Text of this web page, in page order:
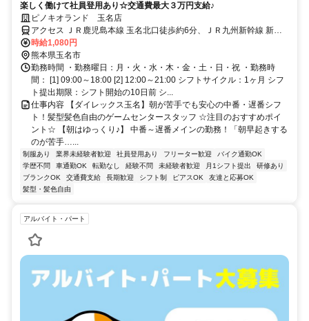
楽しく働けて社員登用あり☆交通費最大３万円支給♪
ピノキオランド 玉名店
アクセス ＪＲ鹿児島本線 玉名北口徒歩約6分、ＪＲ九州新幹線 新玉
名南口徒歩約38分、ＪＲ鹿児島本線 肥後伊倉徒歩約52分
時給1,080円
熊本県玉名市
勤務時間 ・勤務曜日：月・火・水・木・金・土・日・祝 ・勤務時
間： [1] 09:00～18:00 [2] 12:00～21:00 シフトサイクル：1ヶ月 シフ
ト提出期限：シフト開始の10日前 シ...
仕事内容 【ダイレックス玉名】朝が苦手でも安心の中番・遅番シフ
ト！髪型髪色自由のゲームセンタースタッフ ☆注目のおすすめポイ
ント☆ 【朝はゆっくり♪】 中番～遅番メインの勤務！「朝早起きする
のが苦手…...
制服あり 業界未経験者歓迎 社員登用あり フリーター歓迎
バイク通勤OK
学歴不問
車通勤OK 転勤なし 経験不問 未経験者歓迎 月1シフト提出
研修あり
ブランクOK
交通費支給 長期歓迎 シフト制 ピアスOK
友達と応募OK
髪型・髪色自由
アルバイト・パート